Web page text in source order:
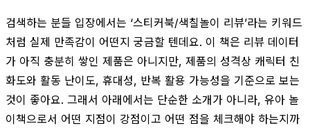
검색하는 분들 입장에서는 ‘스티커북/색칠놀이 리뷰’라는 키워드
처럼 실제 만족감이 어떤지 궁금할 텐데요. 이 책은 리뷰 데이터
가 아직 충분히 쌓인 제품은 아니지만, 제품의 성격상 캐릭터 친
화도와 활동 난이도, 휴대성, 반복 활용 가능성을 기준으로 보는
것이 좋아요. 그래서 아래에서는 단순한 소개가 아니라, 유아 놀
이책으로서 어떤 지점이 강점이고 어떤 점을 체크해야 하는지까